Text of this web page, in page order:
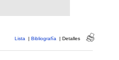
Lista | Bibliografía | Detalles